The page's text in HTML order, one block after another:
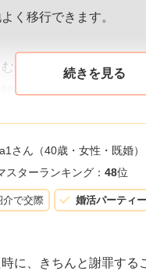
く移行できます。
ためのものですから、
間を心から楽しむことに
勢でデートに望むこと
方向に持っていける可
良いデートになるよう
さん （40歳・女性・既婚）
スターランキング： 48位
介で交際 婚活パーティ
に、きちんと謝罪する